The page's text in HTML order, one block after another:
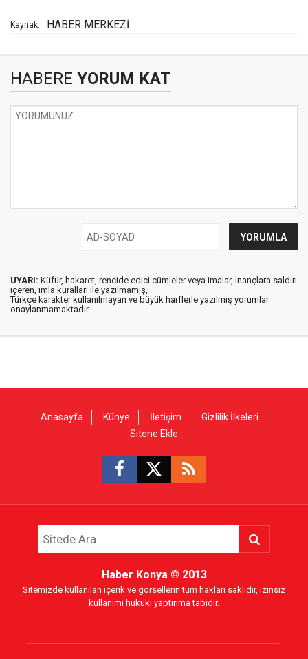
Kaynak: HABER MERKEZİ
HABERE YORUM KAT
UYARI: Küfür, hakaret, rencide edici cümleler veya imalar, inançlara saldırı
içeren, imla kuralları ile yazılmamış,
Türkçe karakter kullanılmayan ve büyük harflerle yazılmış yorumlar
onaylanmamaktadır.
Anasayfa Künye İletişim
Gizlilik İlkeleri
Sitene Ekle
Haber Konya© 2013
Sitemizde kullanılan içerik ve görsellerin tüm hakları saklıdır, izinsiz
kullanımı hukuki yaptırıma tabidir.